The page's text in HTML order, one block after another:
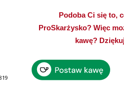
Podoba Ci się to,
ProSkarżysko? Więc
kawę?